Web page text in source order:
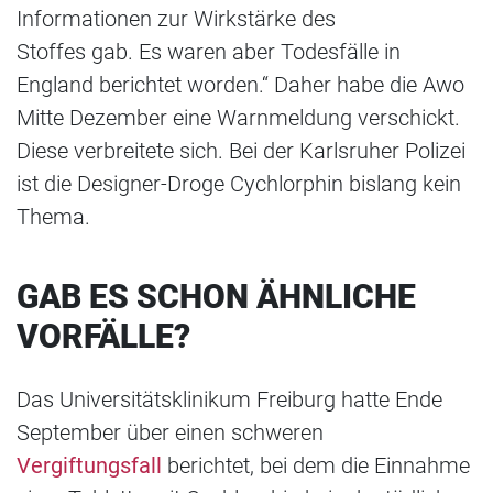
Informationen zur Wirkstärke des
Stoffes gab. Es waren aber Todesfälle in
England berichtet worden.“ Daher habe die Awo
Mitte Dezember eine Warnmeldung verschickt.
Diese verbreitete sich. Bei der Karlsruher Polizei
ist die Designer-Droge Cychlorphin bislang kein
Thema.
GAB ES SCHON ÄHNLICHE
VORFÄLLE?
Das Universitätsklinikum Freiburg hatte Ende
September über einen schweren
Vergiftungsfall berichtet, bei dem die Einnahme